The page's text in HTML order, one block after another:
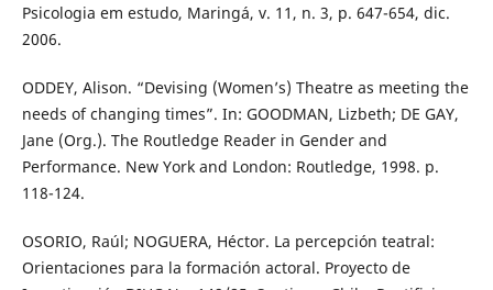
Psicologia em estudo, Maringá, v. 11, n. 3, p. 647-654, dic.
2006.
ODDEY, Alison. “Devising (Women’s) Theatre as meeting the
needs of changing times”. In: GOODMAN, Lizbeth; DE GAY,
Jane (Org.). The Routledge Reader in Gender and
Performance. New York and London: Routledge, 1998. p.
118-124.
OSORIO, Raúl; NOGUERA, Héctor. La percepción teatral:
Orientaciones para la formación actoral. Proyecto de